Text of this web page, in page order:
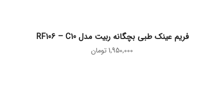
اطلاعات بیشتر
فریم عینک طبی بچگانه ربیت مدل RF106 – C10
1,950,000تومان